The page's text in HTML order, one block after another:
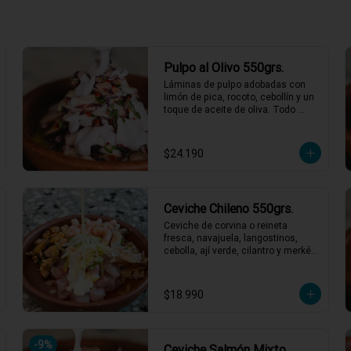
Pulpo al Olivo 550grs.
Láminas de pulpo adobadas con
limón de pica, rocoto, cebollín y un
toque de aceite de oliva. Todo
nivel. ¡Perfecto para quienes
buscan algo especial y lleno de
*El peso neto corresponde al
producto en su presentación
completa, salsas o
acompañamientos incluidos.
$24.190
Ceviche Chileno 550grs.
Ceviche de corvina o reineta
fresca, navajuela, langostinos,
cebolla, ají verde, cilantro y merkén
obvio si es chileno es weno!!
$18.990
-9%